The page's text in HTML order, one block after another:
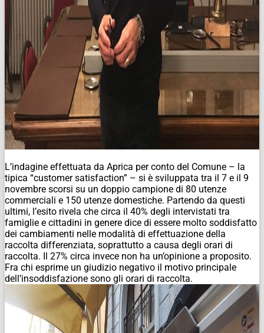
L’indagine effettuata da Aprica per conto del Comune – la
tipica “customer satisfaction” – si è sviluppata tra il 7 e il 9
novembre scorsi su un doppio campione di 80 utenze
commerciali e 150 utenze domestiche. Partendo da questi
ultimi, l’esito rivela che circa il 40% degli intervistati tra
famiglie e cittadini in genere dice di essere molto soddisfatto
dei cambiamenti nelle modalità di effettuazione della
raccolta differenziata, soprattutto a causa degli orari di
raccolta. Il 27% circa invece non ha un’opinione a proposito.
Fra chi esprime un giudizio negativo il motivo principale
dell’insoddisfazione sono gli orari di raccolta.